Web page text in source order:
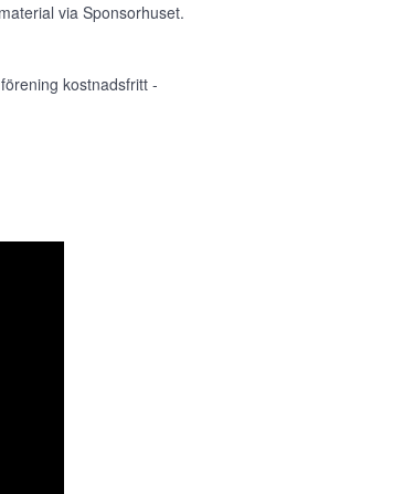
via Sponsorhuset.
kostnadsfritt -